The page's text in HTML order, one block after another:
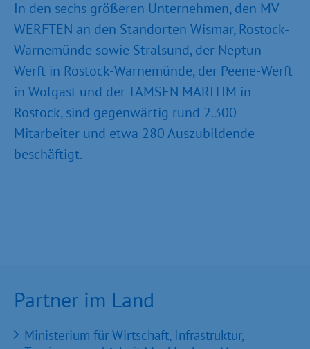
In den sechs größeren Unternehmen, den MV
WERFTEN an den Standorten Wismar, Rostock-
Warnemünde sowie Stralsund, der Neptun
Werft in Rostock-Warnemünde, der Peene-Werft
in Wolgast und der TAMSEN MARITIM in
Rostock, sind gegenwärtig rund 2.300
Mitarbeiter und etwa 280 Auszubildende
beschäftigt.
Partner im Land
Ministerium für Wirtschaft, Infrastruktur,